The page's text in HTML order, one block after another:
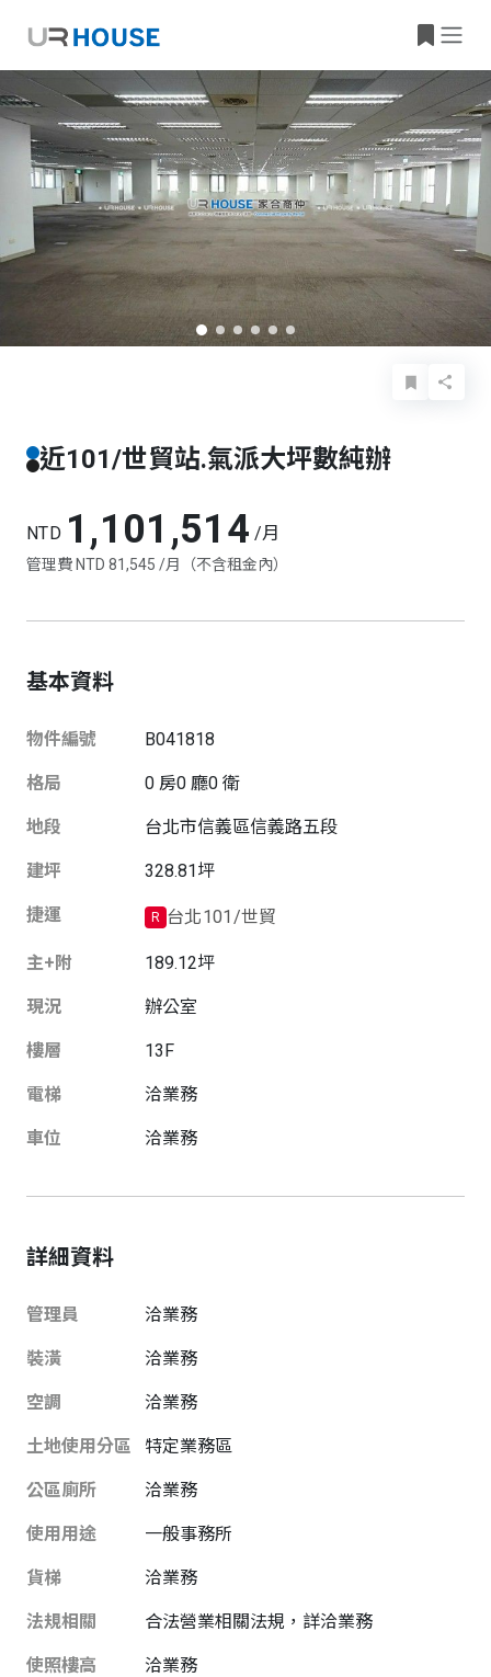
近101/世貿站.氣派大坪數純辦
NTD 1,101,514 /月
管理費 NTD 81,545 /月（不含租金內）
基本資料
物件編號 B041818
格局 0 房0 廳0 衛
地段 台北市信義區信義路五段
建坪 328.81坪
捷運 R 台北101/世貿
主+附 189.12坪
現況 辦公室
樓層 13F
電梯 洽業務
車位 洽業務
詳細資料
管理員 洽業務
裝潢 洽業務
空調 洽業務
土地使用分區 特定業務區
公區廁所 洽業務
使用用途 一般事務所
貨梯 洽業務
法規相關 合法營業相關法規，詳洽業務
使照樓高 洽業務